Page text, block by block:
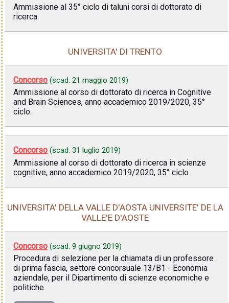
Ammissione al 35° ciclo di taluni corsi di dottorato di
ricerca
UNIVERSITA' DI TRENTO
Concorso (scad. 21 maggio 2019)
Ammissione al corso di dottorato di ricerca in Cognitive
and Brain Sciences, anno accademico 2019/2020, 35°
ciclo.
Concorso (scad. 31 luglio 2019)
Ammissione al corso di dottorato di ricerca in scienze
cognitive, anno accademico 2019/2020, 35° ciclo.
UNIVERSITA' DELLA VALLE D'AOSTA UNIVERSITE' DE LA
VALLE'E D'AOSTE
Concorso (scad. 9 giugno 2019)
Procedura di selezione per la chiamata di un professore
di prima fascia, settore concorsuale 13/B1 - Economia
aziendale, per il Dipartimento di scienze economiche e
politiche.